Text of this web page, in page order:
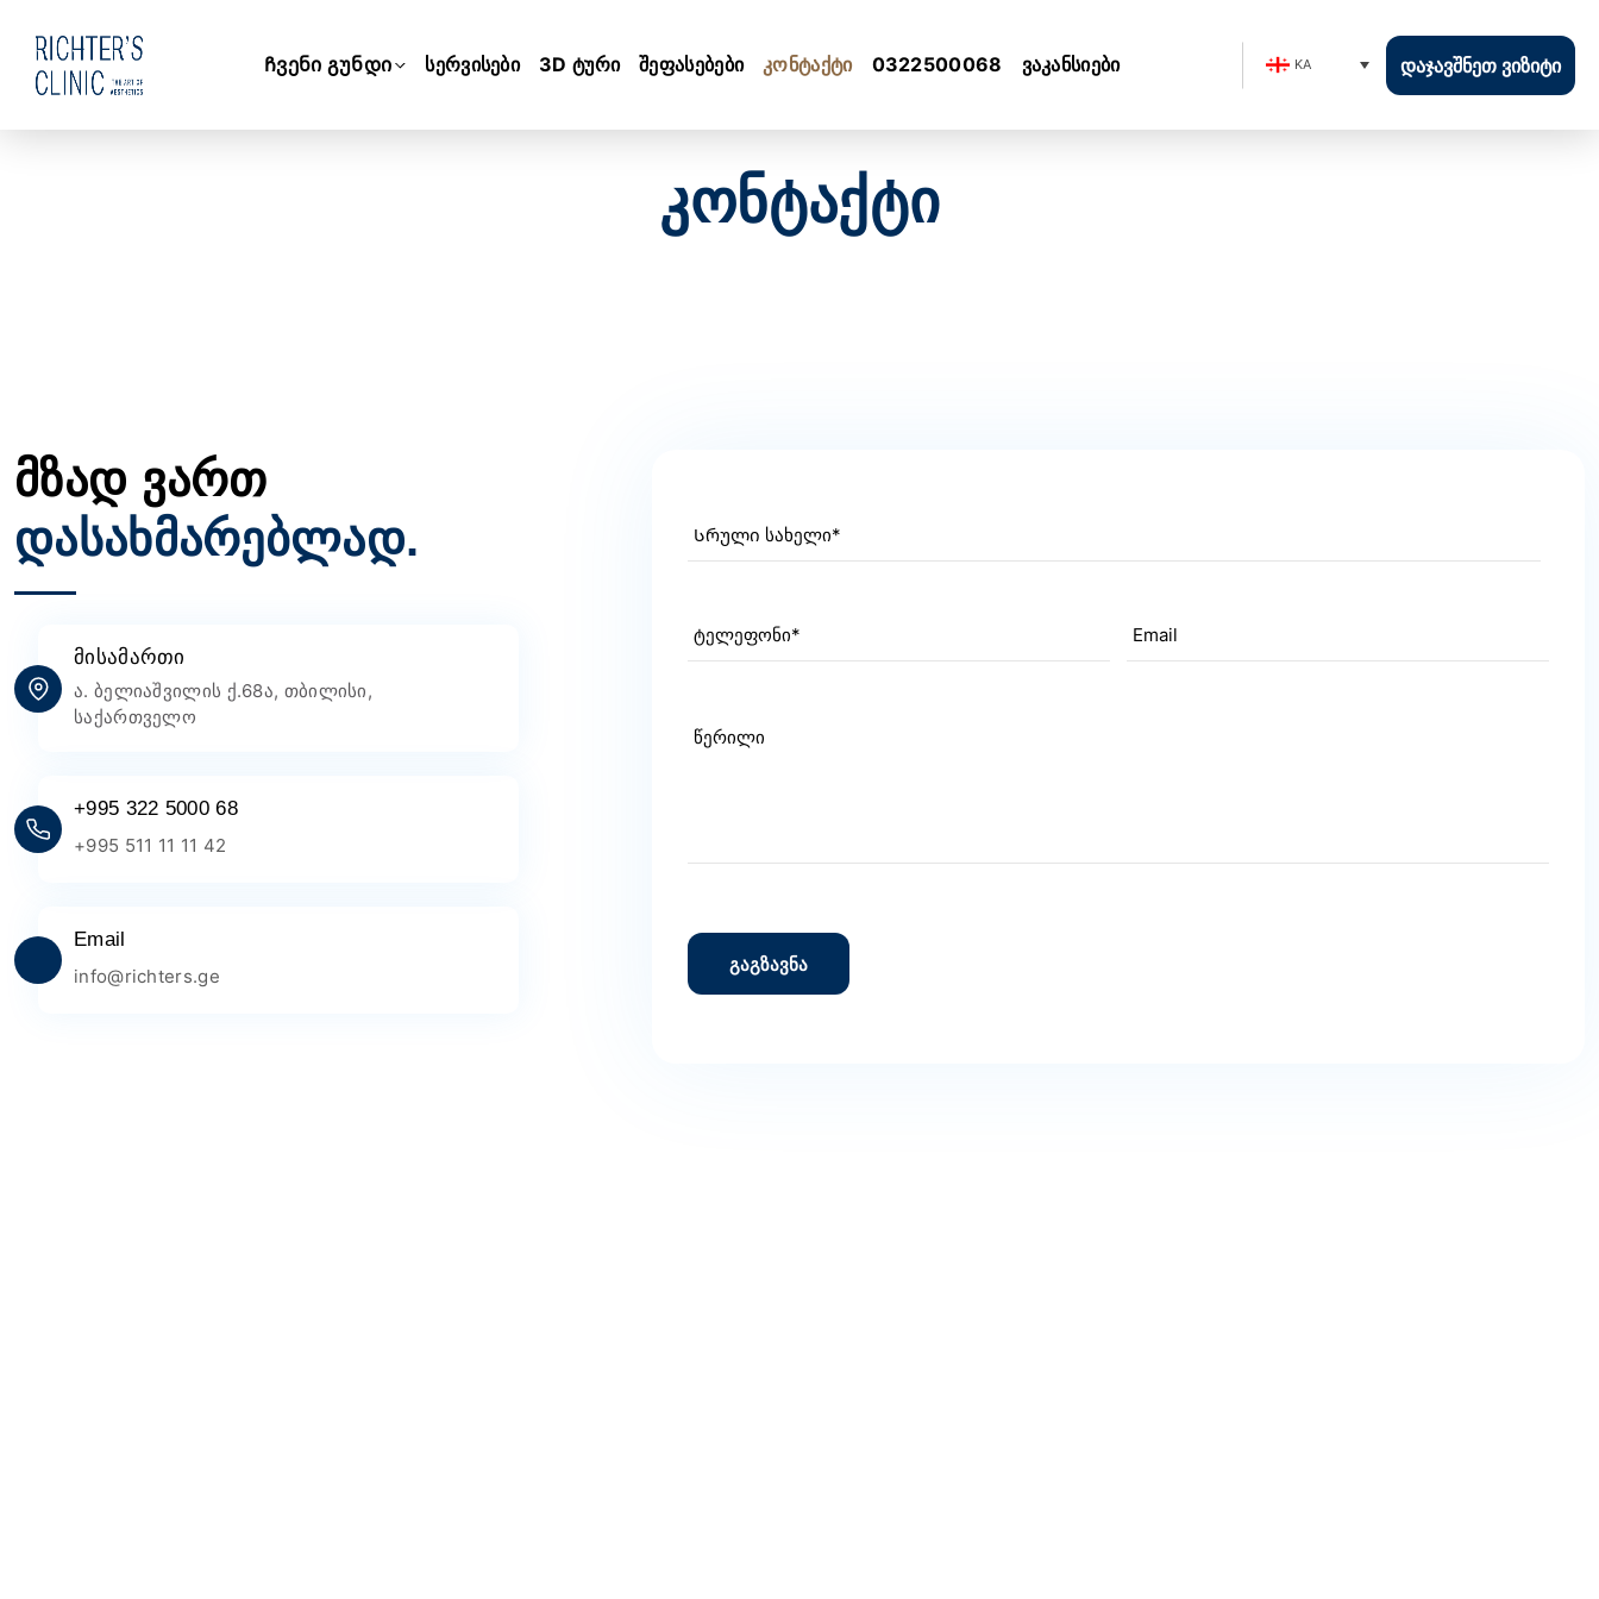
Ჩვენი გუნდი სერვისები 3D ტური შეფასებები კონტაქტი 0322500068 ვაკანსიები KA ᲓᲐᲯᲐᲕᲨᲜᲔᲗ ᲕᲘᲖᲘᲢᲘ
კონტაქტი
მზად ვართ
დასახმარებლად.
მისამართი
ა. ბელიაშვილის ქ.68ა, თბილისი,
საქართველო
+995 322 5000 68
+995 511 11 11 42
Email
info@richters.ge
Სრული
სახელი
ტელ. Email
წერილი